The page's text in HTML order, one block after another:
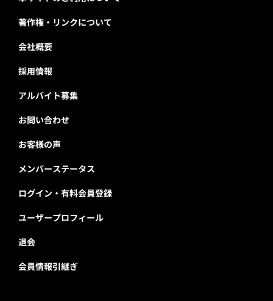
著作権・リンクについて
会社概要
採用情報
アルバイト募集
お問い合わせ
お客様の声
メンバーステータス
ログイン・有料会員登録
ユーザープロフィール
退会
会員情報引継ぎ